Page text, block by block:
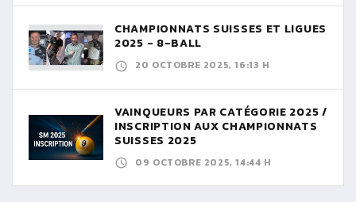
CHAMPIONNATS SUISSES ET LIGUES
2025 - 8-BALL
20 OCTOBRE 2025, 16:13 H
VAINQUEURS PAR CATÉGORIE 2025 /
INSCRIPTION AUX CHAMPIONNATS
SUISSES 2025
09 OCTOBRE 2025, 14:44 H